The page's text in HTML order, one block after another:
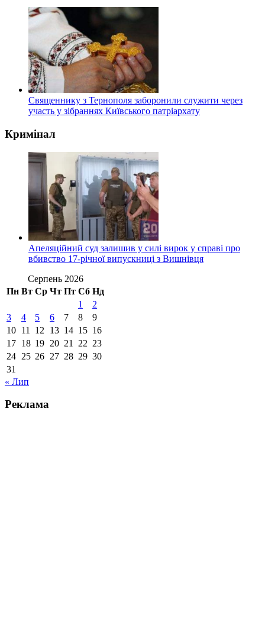
Священнику з Тернополя заборонили служити через
участь у зібраннях Київського патріархату
Кримінал
Апеляційний суд залишив у силі вирок у справі про
вбивство 17-річної випускниці з Вишнівця
Серпень 2026
Пн Вт Ср Чт Пт Сб Нд
1
2
3
4 5 6 7 8
9
10 11 12 13 14 15 16
17 18 19 20 21 22 23
24 25 26 27 28 29 30
31
« Лип
Реклама